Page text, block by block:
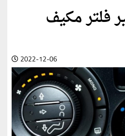
فلتر مكيف
2022-12-06